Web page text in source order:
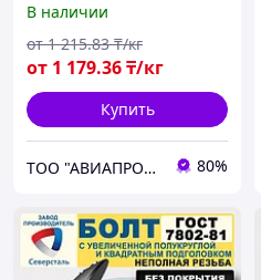
В наличии
от 1 179.36₸/кг
от 1 215.83 ₸/кг
Купить
ТОО "АВИАПРОМСТАЛЬ" 80%